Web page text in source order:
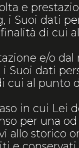
e
i Suoi dati
di cui
e/o
Suoi dati
al punto
in cui Lei
per una
allo storico